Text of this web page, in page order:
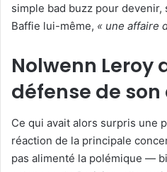
simple bad buzz pour
Baffie lui-même, « une affaire
Nolwenn Leroy
défense de son
Ce qui avait alors surpris une
réaction de la principale
pas alimenté la polémique —